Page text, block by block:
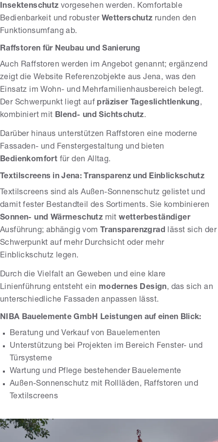
Insektenschutz vorgesehen werden. Komfortable
Bedienbarkeit und robuster Wetterschutz runden den
Funktionsumfang ab.
Raffstoren für Neubau und Sanierung
Auch Raffstoren werden im Angebot genannt; ergänzend
zeigt die Website Referenzobjekte aus Jena, was den
Einsatz im Wohn- und Mehrfamilienhausbereich belegt.
Der Schwerpunkt liegt auf präziser Tageslichtlenkung,
kombiniert mit Blend- und Sichtschutz.
Darüber hinaus unterstützen Raffstoren eine moderne
Fassaden- und Fenstergestaltung und bieten
Bedienkomfort für den Alltag.
Textilscreens in Jena: Transparenz und Einblickschutz
Textilscreens sind als Außen-Sonnenschutz gelistet und
damit fester Bestandteil des Sortiments. Sie kombinieren
Sonnen- und Wärmeschutz mitwetterbeständiger
Ausführung; abhängig vom Transparenzgrad lässt sich der
Schwerpunkt auf mehr Durchsicht oder mehr
Einblickschutz legen.
Durch die Vielfalt an Geweben und eine klare
Linienführung entsteht ein modernes Design, das sich an
unterschiedliche Fassaden anpassen lässt.
NIBA Bauelemente GmbH Leistungen auf einen Blick:
Beratung und Verkauf von Bauelementen
Unterstützung bei Projekten im Bereich Fenster- und
Türsysteme
Wartung und Pflege bestehender Bauelemente
Außen-Sonnenschutz mit Rollläden, Raffstoren und
Textilscreens